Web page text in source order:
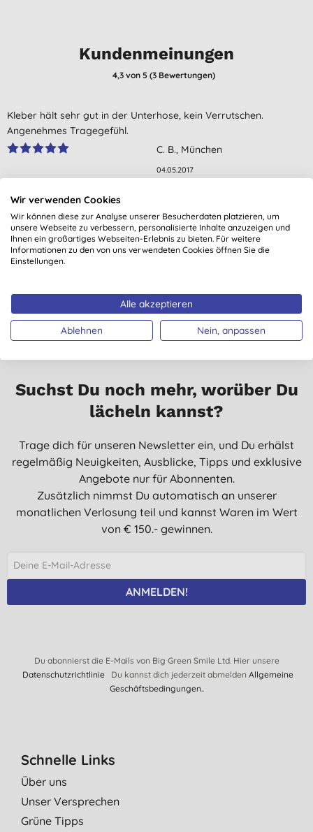
Kundenmeinungen
4,3von 5 (3 Bewertungen)
Kleber hält sehr gut in der Unterhose, kein Verrutschen.
Angenehmes Tragegefühl.
C. B., München
04.05.2017
Sie kleben im Gegensatz zu den dm Slipeinlagen in Bio echt gut.
Rauen ein wenig auf beim tragen. Stört aber nicht. Sehr zu
empfehlen.
C. S., Goslar
Im Biobereich das beste Produkt von Slipeinlagen.
W. I. S., Wien
Alle Bewertungen stammen von verifizierten Kunden, die nach
Suchst Du noch mehr, worüber Du
lächeln kannst?
Trage dich für unseren Newsletter ein, und Du erhälst
regelmäßig Neuigkeiten, Ausblicke, Tipps und exklusive
Angebote nur für Abonnenten.
Zusätzlich nimmst Du automatisch an unserer
monatlichen Verlosung teil und kannst Waren im Wert
von € 150.- gewinnen.
ANMELDEN!
Du abonnierst die E-Mails von Big Green Smile Ltd. Hier unsere
DatenschutzrichtlinieDu kannst dich jederzeit abmelden Allgemeine
Geschäftsbedingungen..
Schnelle Links
Über uns
Unser Versprechen
Grüne Tipps
Wir verwenden Cookies
Wir können diese zur Analyse unserer Besucherdaten platzieren, um
unsere Webseite zu verbessern, personalisierte Inhalte anzuzeigen und
Ihnen ein großartiges Webseiten-Erlebnis zu bieten. Für weitere
Informationen zu den von uns verwendeten Cookies öffnen Sie die
Einstellungen.
Alle akzeptieren
Ablehnen Nein, anpassen